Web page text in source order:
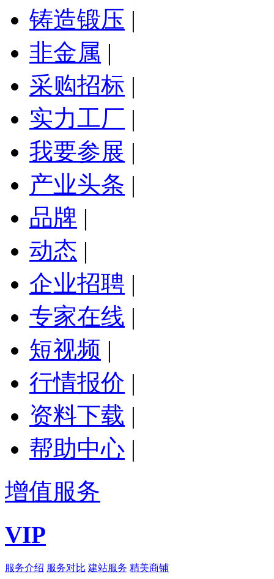
铸造锻压 |
非金属 |
采购招标 |
实力工厂 |
我要参展 |
产业头条 |
品牌 |
动态 |
企业招聘 |
专家在线 |
短视频 |
行情报价 |
资料下载 |
帮助中心 |
增值服务
VIP
服务介绍 服务对比 建站服务 精美商铺